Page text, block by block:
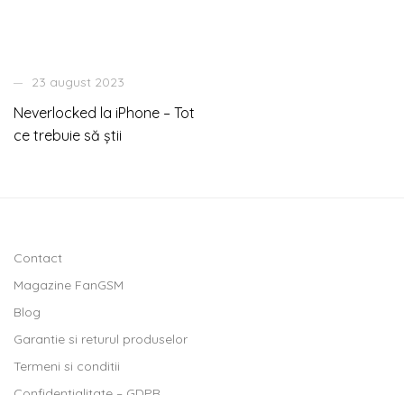
23 august 2023
Neverlocked la iPhone – Tot
ce trebuie să știi
Contact
Magazine FanGSM
Blog
Garantie si returul produselor
Termeni si conditii